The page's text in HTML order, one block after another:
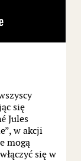
się
Jules
w akcji
mogą
się w